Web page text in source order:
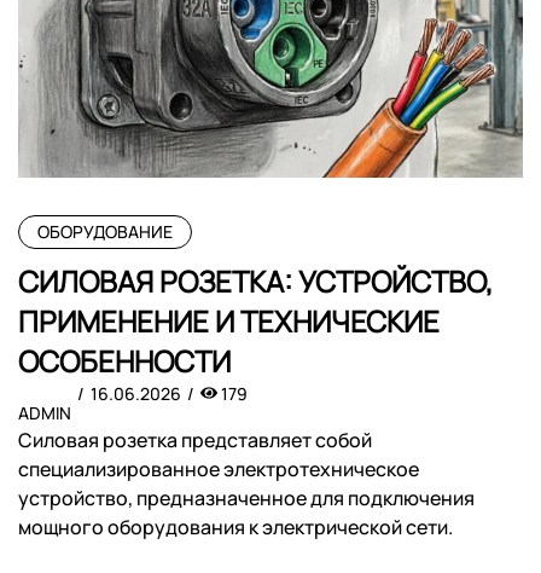
ОБОРУДОВАНИЕ
СИЛОВАЯ РОЗЕТКА: УСТРОЙСТВО,
ПРИМЕНЕНИЕ И ТЕХНИЧЕСКИЕ
ОСОБЕННОСТИ
ADMIN
16.06.2026 179
Силовая розетка представляет собой
специализированное электротехническое
устройство, предназначенное для подключения
мощного оборудования к электрической сети.